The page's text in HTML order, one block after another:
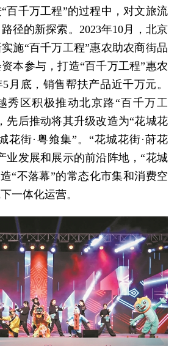
百千万工程”的过程中，对文旅流
径的新探索。2023年10月，北京
施“百千万工程”惠农助农商街品
本参与，打造“百千万工程”惠农
月底，销售帮扶产品近千万元。
秀区积极推动北京路“百千万工
先后推动将其升级改造为“花城花
花街·粤飨集”。“花城花街·莳花
业发展和展示的前沿阵地，“花城
“不落幕”的常态化市集和消费空
一体化运营。